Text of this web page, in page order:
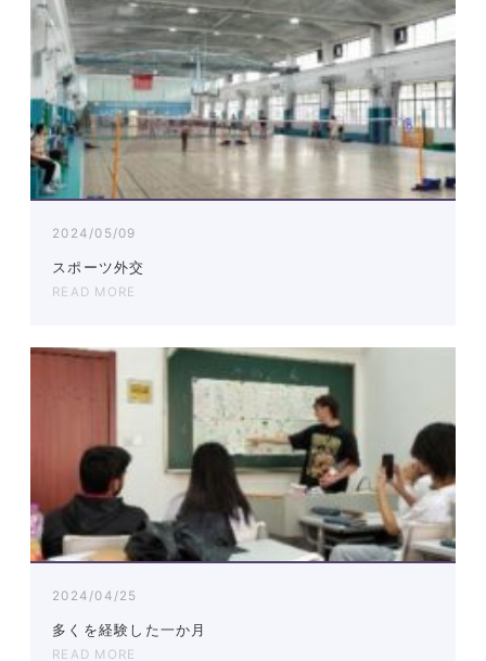
2024/05/09
スポーツ外交
READ MORE
2024/04/25
多くを経験した一か月
READ MORE